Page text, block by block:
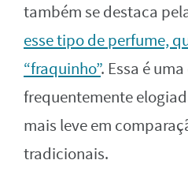
também se destaca
esse tipo de perfume,
“fraquinho”. Essa é
frequentemente
mais leve em
tradicionais.